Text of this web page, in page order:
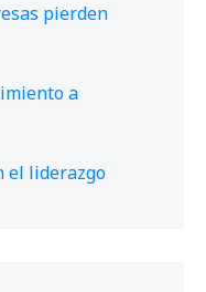
pierden
a
el liderazgo